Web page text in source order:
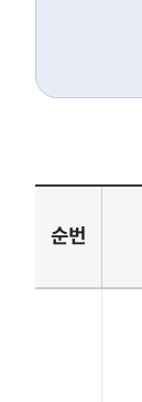
순번